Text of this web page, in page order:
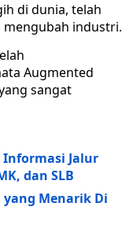
di dunia, telah
mengubah industri.
Augmented
sangat
Informasi Jalur
dan SLB
Menarik Di